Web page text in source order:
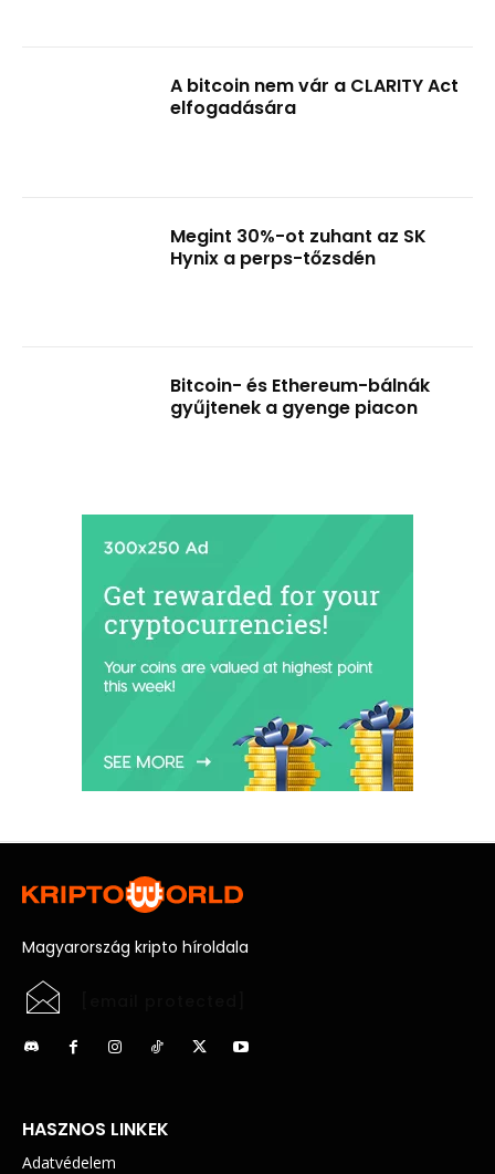
A bitcoin nem vár a CLARITY Act
elfogadására
Megint 30%-ot zuhant az SK
Hynix a perps-tőzsdén
Bitcoin- és Ethereum-bálnák
gyűjtenek a gyenge piacon
Magyarország kripto híroldala
HASZNOS LINKEK
Adatvédelem